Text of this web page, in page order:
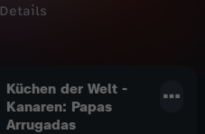
Details
Küchen der Welt -
Kanaren: Papas
Arrugadas